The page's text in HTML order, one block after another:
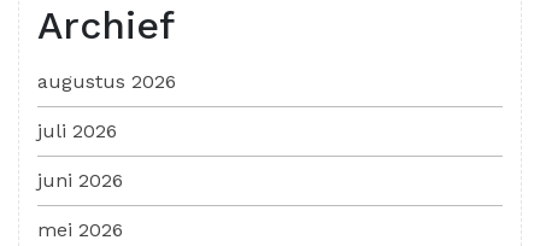
Archief
augustus 2026
juli 2026
juni 2026
mei 2026